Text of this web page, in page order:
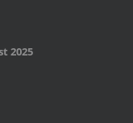
2025